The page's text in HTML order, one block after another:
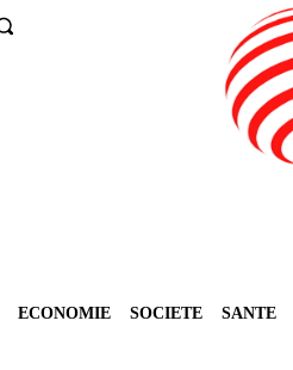
ECONOMIE SOCIETE SANTE